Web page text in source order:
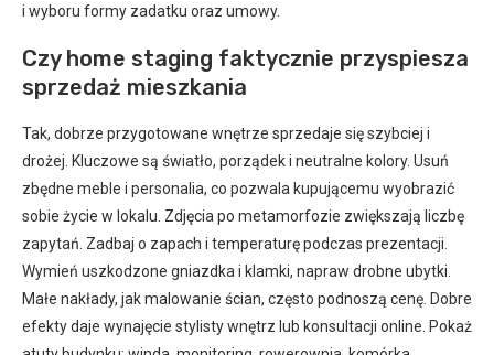
i wyboru formy zadatku oraz umowy.
Czy home staging faktycznie przyspiesza
sprzedaż mieszkania
Tak, dobrze przygotowane wnętrze sprzedaje się szybciej i
drożej. Kluczowe są światło, porządek i neutralne kolory. Usuń
zbędne meble i personalia, co pozwala kupującemu wyobrazić
sobie życie w lokalu. Zdjęcia po metamorfozie zwiększają liczbę
zapytań. Zadbaj o zapach i temperaturę podczas prezentacji.
Wymień uszkodzone gniazdka i klamki, napraw drobne ubytki.
Małe nakłady, jak malowanie ścian, często podnoszą cenę. Dobre
efekty daje wynajęcie stylisty wnętrz lub konsultacji online. Pokaż